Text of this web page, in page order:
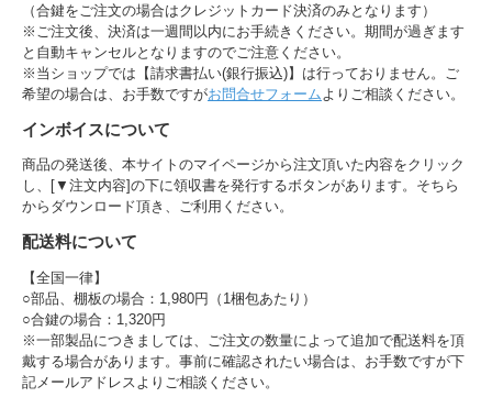
（合鍵をご注文の場合はクレジットカード決済のみとなります）
※ご注文後、決済は一週間以内にお手続きください。期間が過ぎます
と自動キャンセルとなりますのでご注意ください。
※当ショップでは【請求書払い(銀行振込)】は行っておりません。ご
希望の場合は、お手数ですがお問合せフォーム よりご相談ください。
インボイスについて
商品の発送後、本サイトのマイページから注文頂いた内容をクリック
し、[▼注文内容]の下に領収書を発行するボタンがあります。そちら
からダウンロード頂き、ご利用ください。
配送料について
【全国一律】
○部品、棚板の場合：1,980円（1梱包あたり）
○合鍵の場合：1,320円
※一部製品につきましては、ご注文の数量によって追加で配送料を頂
戴する場合があります。事前に確認されたい場合は、お手数ですが下
記メールアドレスよりご相談ください。